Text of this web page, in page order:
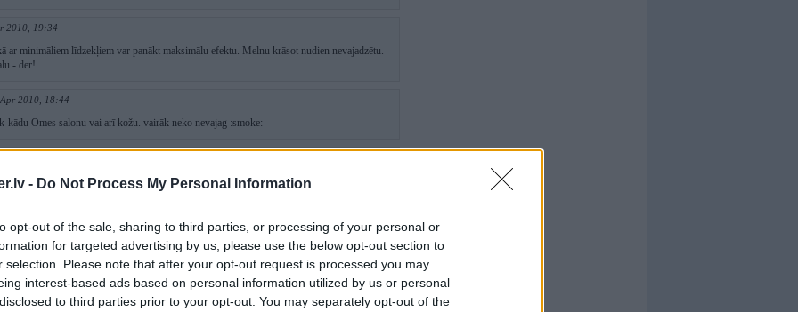
- Do Not Process My Personal Information
opt-out of the sale, sharing to third parties, or processing of your personal or
for targeted advertising by us, please use the below opt-out section to
selection. Please note that after your opt-out request is processed you may
interest-based ads based on personal information utilized by us or personal
to third parties prior to your opt-out. You may separately opt-out of the
2010, 19:34
ar minimāliem līdzekļiem var panākt maksimālu efektu. Melnu krāsot nudien nevajadzētu.
- der!
2010, 18:44
kādu Omes salonu vai arī kožu. vairāk neko nevajag :smoke:
17:58
2010, 17:37